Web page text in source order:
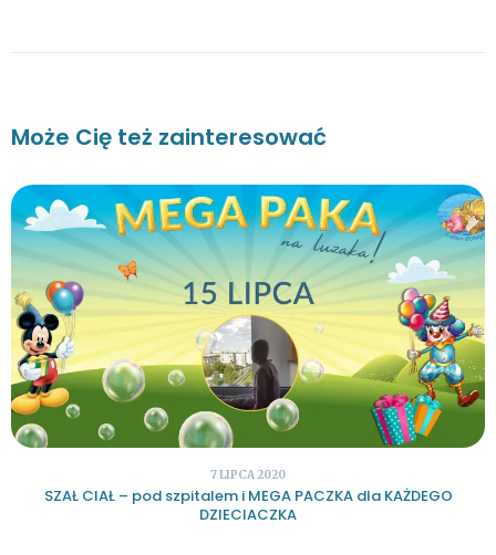
Może Cię też zainteresować
7 LIPCA 2020
SZAŁ CIAŁ – pod szpitalem i MEGA PACZKA dla KAŻDEGO
DZIECIACZKA